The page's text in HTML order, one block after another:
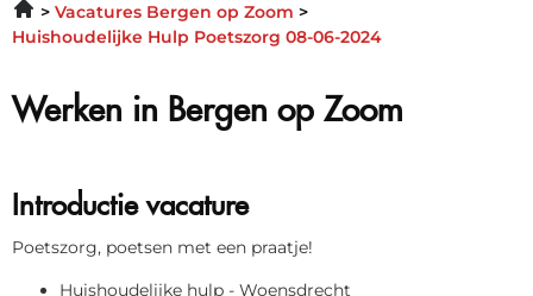
Vacatures Bergen op Zoom
Huishoudelijke Hulp Poetszorg 08-06-2024
Werken in Bergen op Zoom
Introductie vacature
Poetszorg, poetsen met een praatje!
Huishoudelijke hulp - Woensdrecht